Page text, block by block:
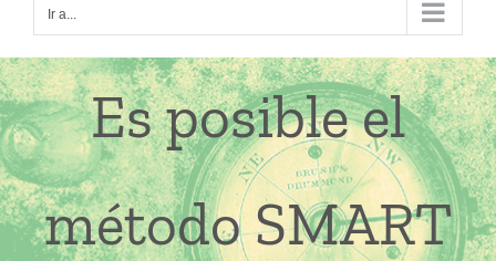
Ir a...
Es posible el
método SMART